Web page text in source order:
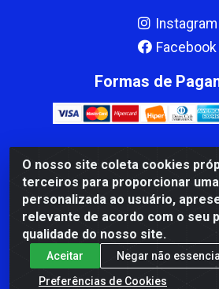
O nosso site coleta cookies
terceiros para proporcionar
personalizada ao usuário,
relevante de acordo com o seu
qualidade do nosso site.
Aceitar
Negar não
Preferências de Cookies
Instagram
Facebook
Formas de
CBP MACEDO COMERCIO PEÇAS
Miranda Madureira, 1249 -
Itapemirim/ES - CEP 29.311-310 -